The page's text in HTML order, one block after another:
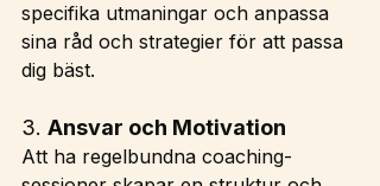
specifika utmaningar och anpassa
sina råd och strategier för att passa
dig bäst.
3. Ansvar och Motivation
Att ha regelbundna coaching-